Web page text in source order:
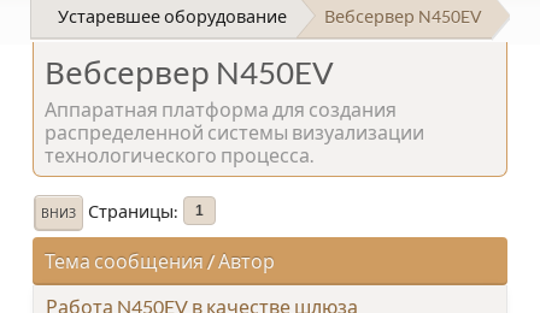
Устаревшее оборудование Вебсервер N450EV
Вебсервер N450EV
Аппаратная платформа для создания
распределенной системы визуализации
технологического процесса.
ВНИЗ Страницы 1
Тема сообщения / Автор
Работа N450EV в качестве шлюза